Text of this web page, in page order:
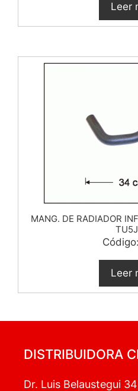
Leer
MANG. DE RADIADOR
Leer
DISTRIBUIDORA
Dr. Luis Belaustegui